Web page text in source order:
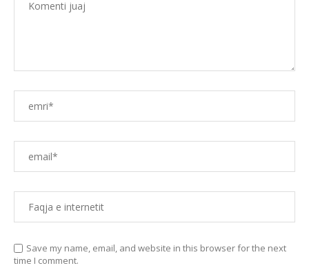
Save my name, email, and website in this browser for the next
time I comment.